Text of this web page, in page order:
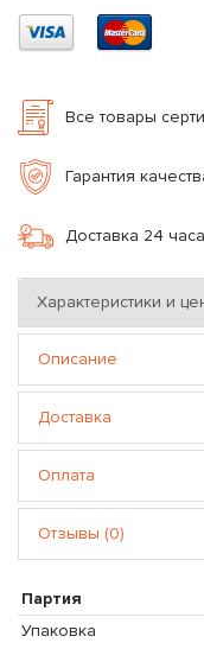
Все товары
Гарантия
Доставка 24
Характеристики и
Описание
Доставка
Оплата
Отзывы (0)
Партия
Упаковка